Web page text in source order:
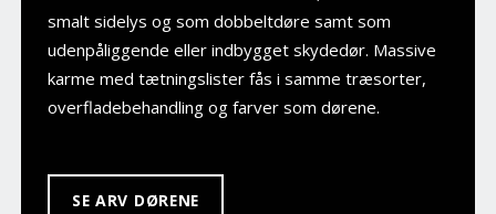
smalt sidelys og som dobbeltdøre samt som
udenpåliggende eller indbygget skydedør. Massive
karme med tætningslister fås i samme træsorter,
overfladebehandling og farver som dørene.
SE ARV DØRENE